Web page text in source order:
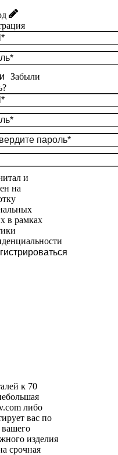
Забыли
и
на
в рамках
к 70
либо
вас по
изделия
срочная